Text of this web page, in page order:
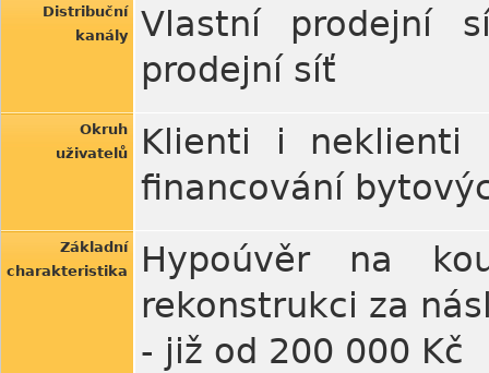
Distribuční
kanály
Vlastní prodejní
prodejní síť
Okruh
uživatelů
Klienti i neklienti
financování
Základní
charakteristika
Hypoúvěr na
rekonstrukci za
- již od 200 000 Kč